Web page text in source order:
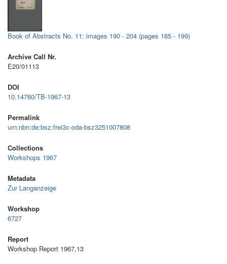
Book of Abstracts No. 11: images 190 - 204 (pages 185 - 199)
Archive Call Nr.
E20/01113
DOI
10.14760/TB-1967-13
Permalink
urn:nbn:de:bsz:frei3c-oda-bsz3251007808
Collections
Workshops 1967
Metadata
Zur Langanzeige
Workshop
6727
Report
Workshop Report 1967,13